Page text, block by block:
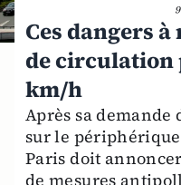
Ces dangers
de circulation
km/h
Après sa
sur le
Paris doit
de mesures